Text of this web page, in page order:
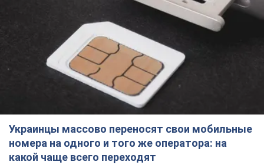
Украинцы массово переносят свои мобильные
номера на одного и того же оператора: на
какой чаще всего переходят